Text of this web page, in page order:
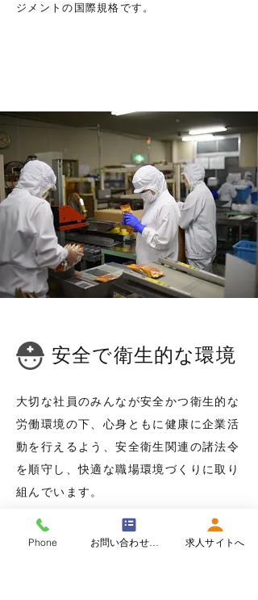
ジメントの国際規格です。
​安全で衛生的な環境
大切な社員のみんなが安全かつ衛生的な
労働環境の下、心身ともに健康に企業活
動を行えるよう、安全衛生関連の諸法令
を順守し、快適な職場環境づくりに取り
組んでいます。
Phone お問い合わせフォーム 求人サイトへ